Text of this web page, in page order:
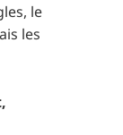
le
les